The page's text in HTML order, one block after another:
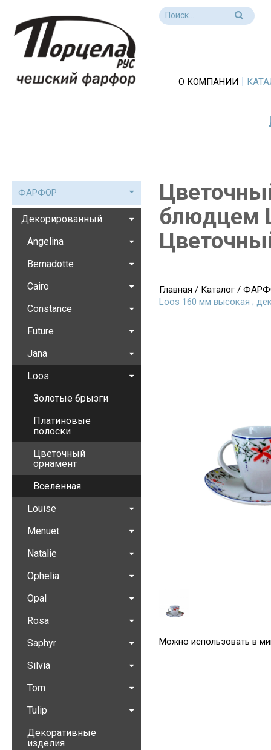
О КОМПАНИИ
блюдцем
Главная / Каталог/
Loos 160 мм высокая ;
Можно использовать в
ФАРФОР
Декорированный
Angelina
Bernadotte
Cairo
Constance
Future
Jana
Loos
Золотые брызги
Платиновые
полоски
Цветочный
орнамент
Вселенная
Louise
Menuet
Natalie
Ophelia
Opal
Rosa
Saphyr
Silvia
Tom
Tulip
Декоративные
изделия